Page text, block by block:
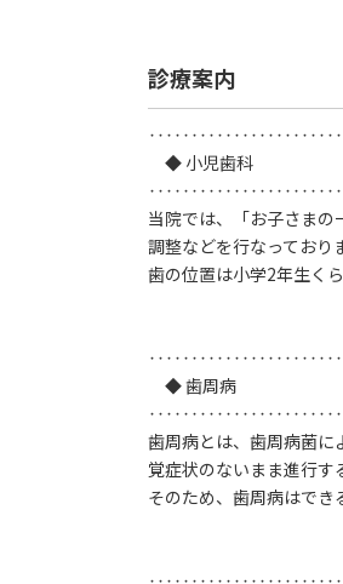
診療案内
◆ 小児歯科
当院では、「お子さま
調整などを行なっており
歯の位置は小学2年生く
◆ 歯周病
歯周病とは、歯周病菌に
覚症状のないまま進行す
そのため、歯周病はでき